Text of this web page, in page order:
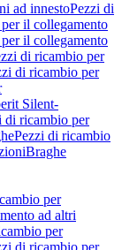
ad innestoPezzi di
il collegamento
il collegamento
di ricambio per
di ricambio per
Silent-
di ricambio per
Pezzi di ricambio
Braghe
per
ad altri
per
di ricambio per